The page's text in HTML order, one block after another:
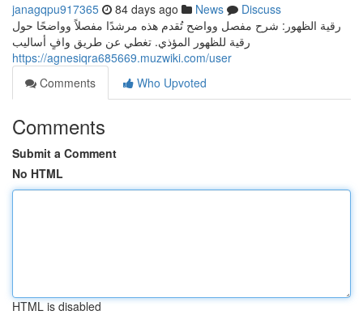
janagqpu917365 84 days ago News
Discuss
رقية الظهور: شرح مفصل وواضح تُقدم هذه مرشدًا مفصلاً وواضحًا حول
رقية للظهور المؤذي. تغطي عن طريق وافٍ أساليب
https://agnesiqra685669.muzwiki.com/user
Comments
Who Upvoted
Comments
Submit a Comment
No HTML
HTML is disabled